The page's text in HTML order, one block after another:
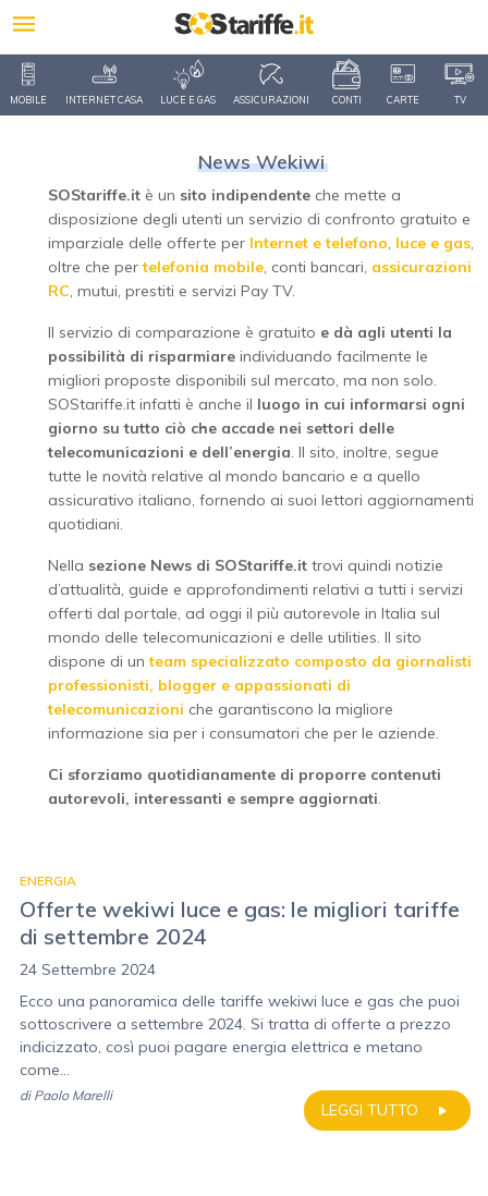
MOBILE INTERNET CASA LUCE E GAS ASSICURAZIONI CONTI CARTE TV
News Wekiwi
SOStariffe.it è un sito indipendente che mette a
disposizione degli utenti un servizio di confronto gratuito e
imparziale delle offerte per Internet e telefono, luce e gas,
oltre che pertelefonia mobile, conti bancari, assicurazioni
RC, mutui, prestiti e servizi Pay TV.
Il servizio di comparazione è gratuito e dà agli utenti la
possibilità di risparmiare individuando facilmente le
migliori proposte disponibili sul mercato, ma non solo.
SOStariffe.it infatti è anche il luogo in cui informarsi ogni
giorno su tutto ciò che accade nei settori delle
telecomunicazioni e dell’energia. Il sito, inoltre, segue
tutte le novità relative al mondo bancario e a quello
assicurativo italiano, fornendo ai suoi lettori aggiornamenti
quotidiani.
Nella sezione News di SOStariffe.it trovi quindi notizie
d’attualità, guide e approfondimenti relativi a tutti i servizi
offerti dal portale, ad oggi il più autorevole in Italia sul
mondo delle telecomunicazioni e delle utilities. Il sito
dispone di unteam specializzato composto da giornalisti
professionisti, blogger e appassionati di
telecomunicazioni che garantiscono la migliore
informazione sia per i consumatori che per le aziende.
Ci sforziamo quotidianamente di proporre contenuti
autorevoli, interessanti e sempre aggiornati.
ENERGIA
Offerte wekiwi luce e gas: le migliori tariffe
di settembre 2024
24 Settembre 2024
Ecco una panoramica delle tariffe wekiwi luce e gas che puoi
sottoscrivere a settembre 2024. Si tratta di offerte a prezzo
indicizzato, così puoi pagare energia elettrica e metano
come...
LEGGI TUTTO
di Paolo Marelli